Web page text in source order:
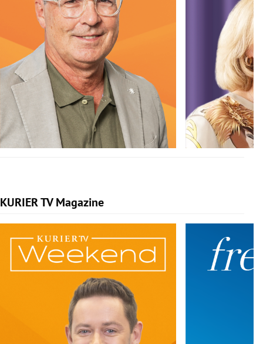
KURIER TV Magazine
Slide 1 von 5